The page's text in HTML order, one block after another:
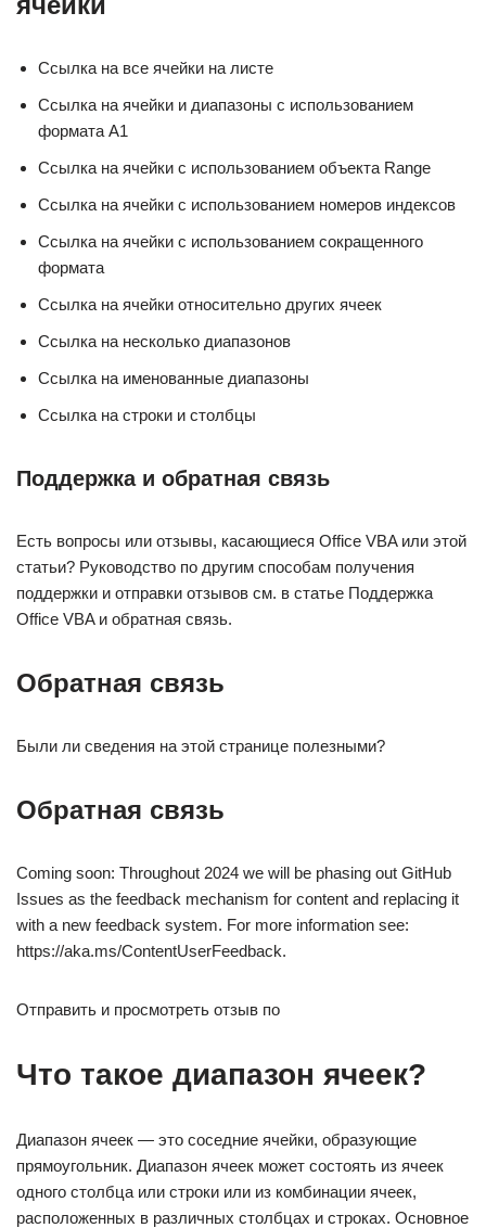
Ссылка на все ячейки на листе
Ссылка на ячейки и диапазоны с использованием
формата A1
Ссылка на ячейки с использованием объекта Range
Ссылка на ячейки с использованием номеров индексов
Ссылка на ячейки с использованием сокращенного
формата
Ссылка на ячейки относительно других ячеек
Ссылка на несколько диапазонов
Ссылка на именованные диапазоны
Ссылка на строки и столбцы
Поддержка и обратная связь
Есть вопросы или отзывы, касающиеся Office VBA или этой
статьи? Руководство по другим способам получения
поддержки и отправки отзывов см. в статье Поддержка
Office VBA и обратная связь.
Обратная связь
Были ли сведения на этой странице полезными?
Обратная связь
Coming soon: Throughout 2024 we will be phasing out GitHub
Issues as the feedback mechanism for content and replacing it
with a new feedback system. For more information see:
https://aka.ms/ContentUserFeedback.
Отправить и просмотреть отзыв по
Что такое диапазон ячеек?
Диапазон ячеек — это соседние ячейки, образующие
прямоугольник. Диапазон ячеек может состоять из ячеек
одного столбца или строки или из комбинации ячеек,
расположенных в различных столбцах и строках. Основное